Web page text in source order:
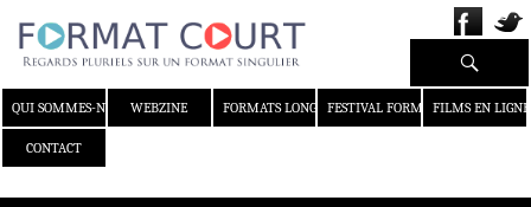
QUI SOMMES-NOUS ?WEBZINE FORMATS LONGS FESTIVAL FORMAT COURT
FILMS EN LIGNE
CONTACT
Recherche